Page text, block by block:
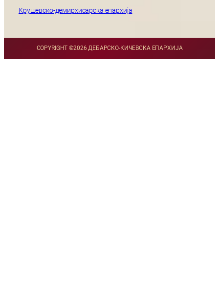
Крушевско-демирхисарска епархија
COPYRIGHT ©2026 ДЕБАРСКО-КИЧЕВСКА ЕПАРХИЈА